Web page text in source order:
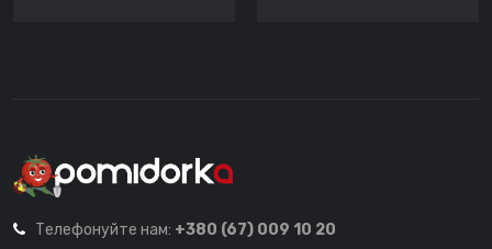
Телефонуйте нам: +380 (67) 009 10 20